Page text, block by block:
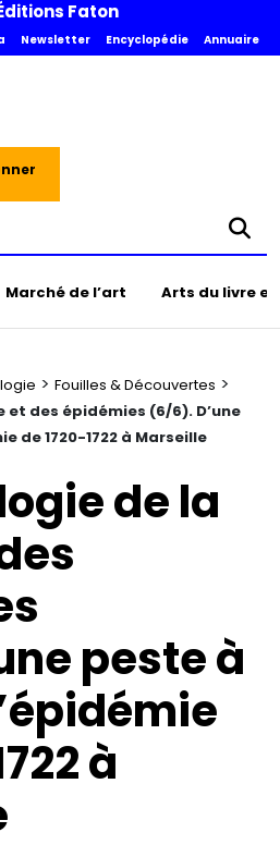
Faton
Newsletter Encyclopédie Annuaire
Marché de l’art Arts du livre
> Fouilles & Découvertes >
et des épidémies (6/6). D’une
de 1720-1722 à Marseille
de la
peste à
à